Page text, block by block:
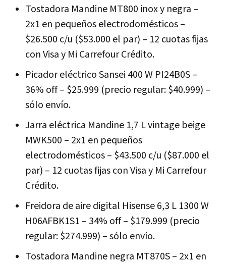
Tostadora Mandine MT800 inox y negra –
2x1 en pequeños electrodomésticos –
$26.500 c/u ($53.000 el par) – 12 cuotas fijas
con Visa y Mi Carrefour Crédito.
Picador eléctrico Sansei 400 W PI24B0S –
36% off – $25.999 (precio regular: $40.999) –
sólo envío.
Jarra eléctrica Mandine 1,7 L vintage beige
MWK500 – 2x1 en pequeños
electrodomésticos – $43.500 c/u ($87.000 el
par) – 12 cuotas fijas con Visa y Mi Carrefour
Crédito.
Freidora de aire digital Hisense 6,3 L 1300 W
H06AFBK1S1 – 34% off – $179.999 (precio
regular: $274.999) – sólo envío.
Tostadora Mandine negra MT870S – 2x1 en